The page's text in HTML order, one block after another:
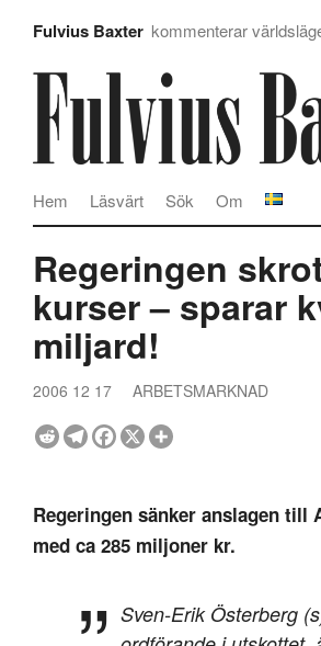
Fulvius Baxter kommenterar
Om
Sök
Läsvärt
Hem
Regeringen
kurser – sparar
miljard!
2006 12 17 ARBETSMARKNAD
Regeringen sänker anslagen till
med ca 285 miljoner kr.
Sven-Erik Österberg